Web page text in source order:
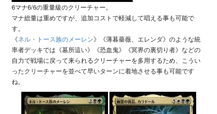
6マナ6/6の重量級のクリーチャー。
マナ総量は重めですが、追加コストで軽減して唱える事も可能で
す。
《ネル・トース族のメーレン》《薄暮薔薇、エレンダ》のような統
率者デッキでは《墓所這い》《恐血鬼》《冥界の裏切り者》などの
自力で戦場に戻って来られるクリーチャーを多用するため、こうい
ったクリーチャーを並べて早いターンに着地させる事も可能です
ね。